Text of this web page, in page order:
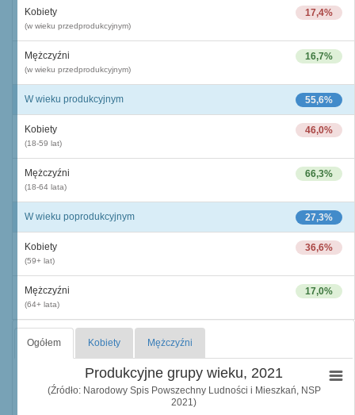
17,4%
Kobiety
(w wieku przedprodukcyjnym)
16,7%
Mężczyźni
(w wieku przedprodukcyjnym)
55,6%
W wieku produkcyjnym
46,0%
Kobiety
(18-59 lat)
66,3%
Mężczyźni
(18-64 lata)
27,3%
W wieku poprodukcyjnym
36,6%
Kobiety
(59+ lat)
17,0%
Mężczyźni
(64+ lata)
Ogółem Kobiety Mężczyźni
Produkcyjne grupy wieku, 2021
(Źródło: Narodowy Spis Powszechny Ludności i Mieszkań, NSP
2021)